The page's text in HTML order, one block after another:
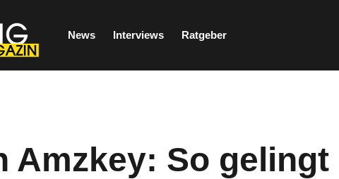
News Interviews Ratgeber
Amzkey: So gelingt